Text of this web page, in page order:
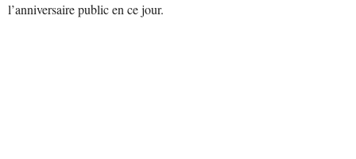
l’anniversaire public en ce jour.